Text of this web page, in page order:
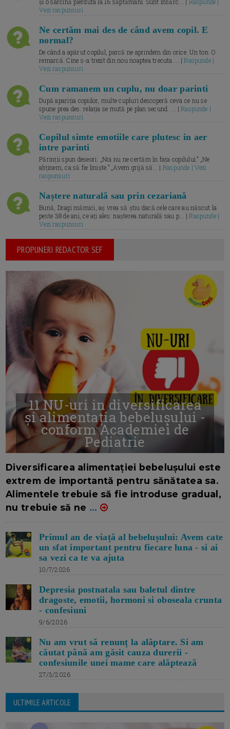
și o sarcină pierduta la 16 săptămâni. Sunt însărc... | Raspunde |
Vezi raspunsuri
Ne certăm mai des de când avem copil. E
normal?
De când a apărut copilul, parcă ne aprindem din orice. Un ton. O
remarcă. Cine s-a trezit din nou noaptea trecuta.... |Raspunde |
Vezi raspunsuri
Cum ramanem un cuplu, nu doar parinti
După apariția copiilor, multe cupluri descoperă ceva ce nu se
spune prea des: relația se mută pe plan secund. ... |Raspunde |
Vezi raspunsuri
Copilul simte emotiile care plutesc in aer
intre parinti
Părinții spun deseori: „Noi nu ne certăm în fața copilului.” „Ne
abținem, ca să fie liniște.” „Avem grijă să... | Raspunde | Vezi
raspunsuri
Naștere naturală sau prin cezariană
Bună, Dragi mămici, aș vrea să știu dacă cele care au născut la
peste 38 de ani, ce ați ales: nașterea naturală sau p... |Raspunde |
Vezi raspunsuri
PROPUNERI REDACTOR SEF
11 NU-uri in diversificarea
și alimentația bebelușului -
conform Academiei de
Pediatrie
Diversificarea alimentației bebelușului este
extrem de importantă pentru sănătatea sa.
Alimentele trebuie să fie introduse gradual,
nu trebuie să ne ...
Primul an de viață al bebelușului: Avem cate
un sfat important pentru fiecare luna - si ai
sa vezi ca te va ajuta
10/7/2026
Depresia postnatala sau baletul dintre
dragoste, emotii, hormoni si oboseala crunta
- confesiuni
9/6/2026
Nu am vrut să renunț la alăptare. Si am
căutat până am găsit cauza durerii -
confesiunile unei mame care alăptează
27/3/2026
ULTIMILE ARTICOLE